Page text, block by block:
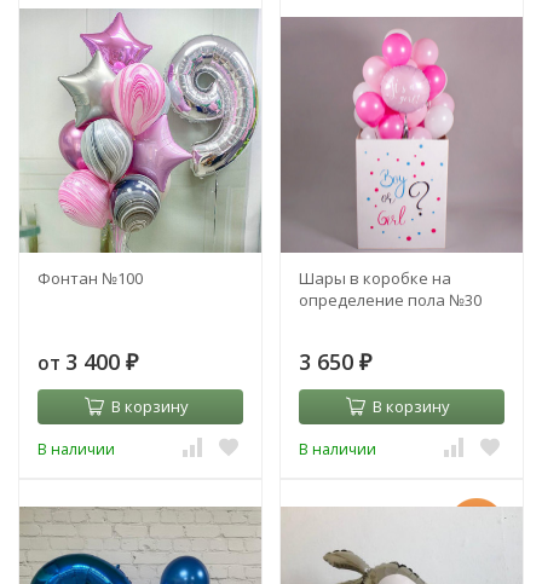
Фонтан №100
от 3 400 ₽
В корзину
В наличии
Шары в коробке на
определение пола №30
3 650 ₽
В корзину
В наличии